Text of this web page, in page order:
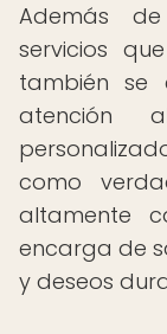
Además
servicios
también se
atención
como
altamente
encarga de
y deseos